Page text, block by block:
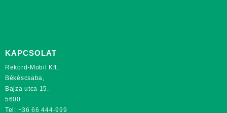
KAPCSOLAT
Rekord-Mobil Kft.
Békéscsaba,
Bajza utca 15.
5600
Tel: +36 66 444-999